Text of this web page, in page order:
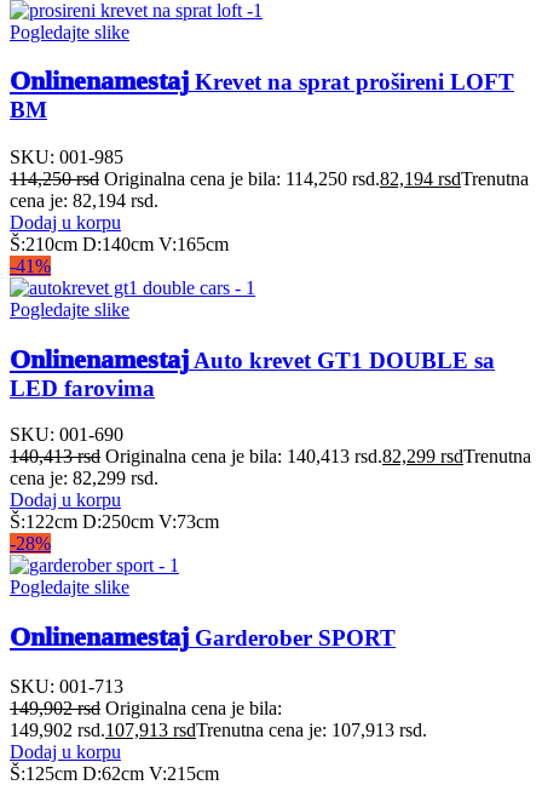
Pogledajte slike
Onlinenamestaj Krevet na sprat prošireni LOFT
BM
SKU: 001-985
114,250rsd Originalna cena je bila: 114,250 rsd.82,194 rsdTrenutna
cena je: 82,194 rsd.
Dodaj u korpu
Š:210cm D:140cm V:165cm
-41%
Pogledajte slike
Onlinenamestaj Auto krevet GT1 DOUBLE sa
LED farovima
SKU: 001-690
140,413rsd Originalna cena je bila: 140,413 rsd.82,299 rsdTrenutna
cena je: 82,299 rsd.
Dodaj u korpu
Š:122cm D:250cm V:73cm
-28%
Pogledajte slike
Onlinenamestaj Garderober SPORT
SKU: 001-713
149,902rsd Originalna cena je bila:
149,902 rsd.107,913 rsdTrenutna cena je: 107,913 rsd.
Dodaj u korpu
Š:125cm D:62cm V:215cm